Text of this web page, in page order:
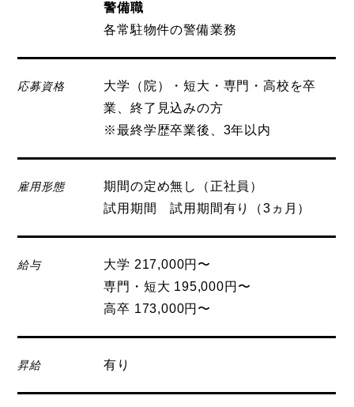
警備職
各常駐物件の警備業務
応募資格
大学（院）・短大・専門・高校を卒
業、終了見込みの方
※最終学歴卒業後、3年以内
雇用形態
期間の定め無し（正社員）
試用期間 試用期間有り（3ヵ月）
給与
大学 217,000円〜
専門・短大 195,000円〜
高卒 173,000円〜
昇給 有り